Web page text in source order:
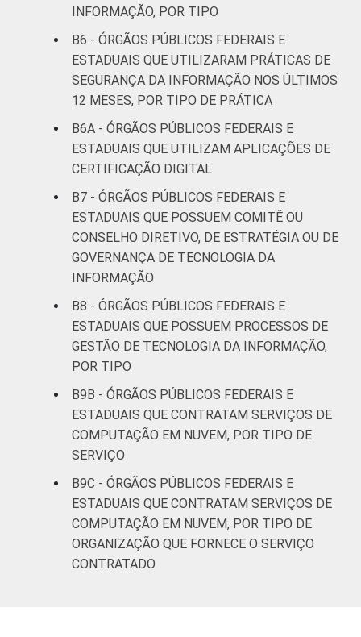
INFORMAÇÃO, POR TIPO
B6 - ÓRGÃOS PÚBLICOS FEDERAIS E
ESTADUAIS QUE UTILIZARAM PRÁTICAS DE
SEGURANÇA DA INFORMAÇÃO NOS ÚLTIMOS
12 MESES, POR TIPO DE PRÁTICA
B6A - ÓRGÃOS PÚBLICOS FEDERAIS E
ESTADUAIS QUE UTILIZAM APLICAÇÕES DE
CERTIFICAÇÃO DIGITAL
B7 - ÓRGÃOS PÚBLICOS FEDERAIS E
ESTADUAIS QUE POSSUEM COMITÊ OU
CONSELHO DIRETIVO, DE ESTRATÉGIA OU DE
GOVERNANÇA DE TECNOLOGIA DA
INFORMAÇÃO
B8 - ÓRGÃOS PÚBLICOS FEDERAIS E
ESTADUAIS QUE POSSUEM PROCESSOS DE
GESTÃO DE TECNOLOGIA DA INFORMAÇÃO,
POR TIPO
B9B - ÓRGÃOS PÚBLICOS FEDERAIS E
ESTADUAIS QUE CONTRATAM SERVIÇOS DE
COMPUTAÇÃO EM NUVEM, POR TIPO DE
SERVIÇO
B9C - ÓRGÃOS PÚBLICOS FEDERAIS E
ESTADUAIS QUE CONTRATAM SERVIÇOS DE
COMPUTAÇÃO EM NUVEM, POR TIPO DE
ORGANIZAÇÃO QUE FORNECE O SERVIÇO
CONTRATADO